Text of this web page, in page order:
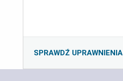
SPRAWDŹ UPRAWNIENIA